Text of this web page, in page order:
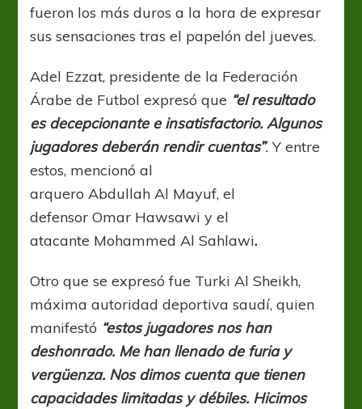
fueron los más duros a la hora de expresar
sus sensaciones tras el papelón del jueves.
Adel Ezzat, presidente de la Federación
Árabe de Futbol expresó que “el resultado
es decepcionante e insatisfactorio. Algunos
jugadores deberán rendir cuentas”. Y entre
estos, mencionó al
arquero Abdullah Al Mayuf, el
defensor Omar Hawsawi y el
atacante Mohammed Al Sahlawi.
Otro que se expresó fue Turki Al Sheikh,
máxima autoridad deportiva saudí, quien
manifestó “estos jugadores nos han
deshonrado. Me han llenado de furia y
vergüenza. Nos dimos cuenta que tienen
capacidades limitadas y débiles. Hicimos